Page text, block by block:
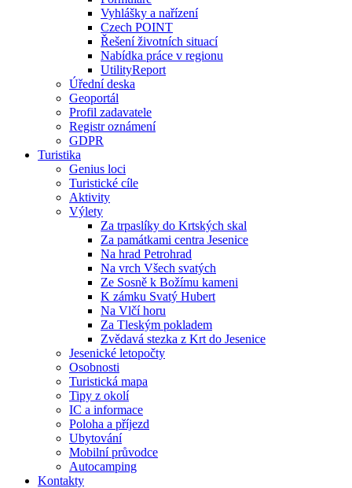
Vyhlášky a nařízení
Czech POINT
Řešení životních situací
Nabídka práce v regionu
UtilityReport
Úřední deska
Geoportál
Profil zadavatele
Registr oznámení
GDPR
Turistika
Genius loci
Turistické cíle
Aktivity
Výlety
Za trpaslíky do Krtských skal
Za památkami centra Jesenice
Na hrad Petrohrad
Na vrch Všech svatých
Ze Sosně k Božímu kameni
K zámku Svatý Hubert
Na Vlčí horu
Za Tleským pokladem
Zvědavá stezka z Krt do Jesenice
Jesenické letopočty
Osobnosti
Turistická mapa
Tipy z okolí
IC a informace
Poloha a příjezd
Ubytování
Mobilní průvodce
Autocamping
Kontakty